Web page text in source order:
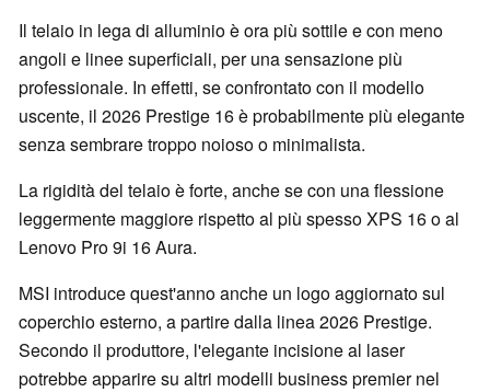
Il telaio in lega di alluminio è ora più sottile e con meno
angoli e linee superficiali, per una sensazione più
professionale. In effetti, se confrontato con il modello
uscente, il 2026 Prestige 16 è probabilmente più elegante
senza sembrare troppo noioso o minimalista.
La rigidità del telaio è forte, anche se con una flessione
leggermente maggiore rispetto al più spesso XPS 16 o al
Lenovo Pro 9i 16 Aura.
MSI introduce quest'anno anche un logo aggiornato sul
coperchio esterno, a partire dalla linea 2026 Prestige.
Secondo il produttore, l'elegante incisione al laser
potrebbe apparire su altri modelli business premier nel